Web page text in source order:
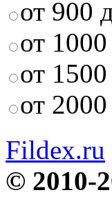
от 900
от
от
от 2000
Fildex.ru
© 2010-